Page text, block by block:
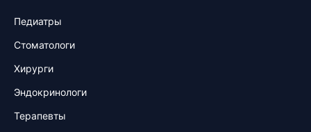
Педиатры
Стоматологи
Хирурги
Эндокринологи
Терапевты